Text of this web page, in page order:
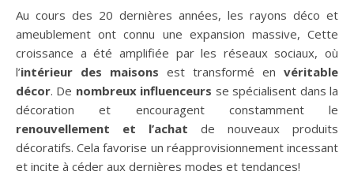
Au cours des 20 dernières années, les rayons déco et
ameublement ont connu une expansion massive, Cette
croissance a été amplifiée par les réseaux sociaux, où
l’intérieur des maisons est transformé en véritable
décor. De nombreux influenceurs se spécialisent dans la
décoration et encouragent constamment le
renouvellement et l’achat de nouveaux produits
décoratifs. Cela favorise un réapprovisionnement incessant
et incite à céder aux dernières modes et tendances!